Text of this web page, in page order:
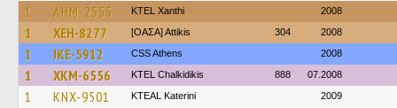
1 AHM-2555 KTEL Xanthi 2008
1 XEH-8277 [ΟΑΣΑ] Αttikis 304 2008
1 IKE-5912 CSS Athens 2008
1 XKM-6556 ΚΤΕL Chalkidikis 888 07.2008
1 KNX-9501 KTEAL Katerini 2009